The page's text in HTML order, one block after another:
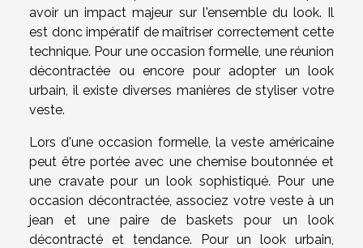
avoir un impact majeur sur l'ensemble du look. Il
est donc impératif de maîtriser correctement cette
technique. Pour une occasion formelle, une réunion
décontractée ou encore pour adopter un look
urbain, il existe diverses manières de styliser votre
veste.
Lors d'une occasion formelle, la veste américaine
peut être portée avec une chemise boutonnée et
une cravate pour un look sophistiqué. Pour une
occasion décontractée, associez votre veste à un
jean et une paire de baskets pour un look
décontracté et tendance. Pour un look urbain,